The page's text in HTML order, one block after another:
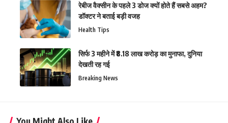
रेबीज वैक्सीन के पहले 3 डोज क्यों होते हैं सबसे अहम?
डॉक्टर ने बताई बड़ी वजह
Health Tips
सिर्फ 3 महीने में ₹8.18 लाख करोड़ का मुनाफा, दुनिया
देखती रह गई
Breaking News